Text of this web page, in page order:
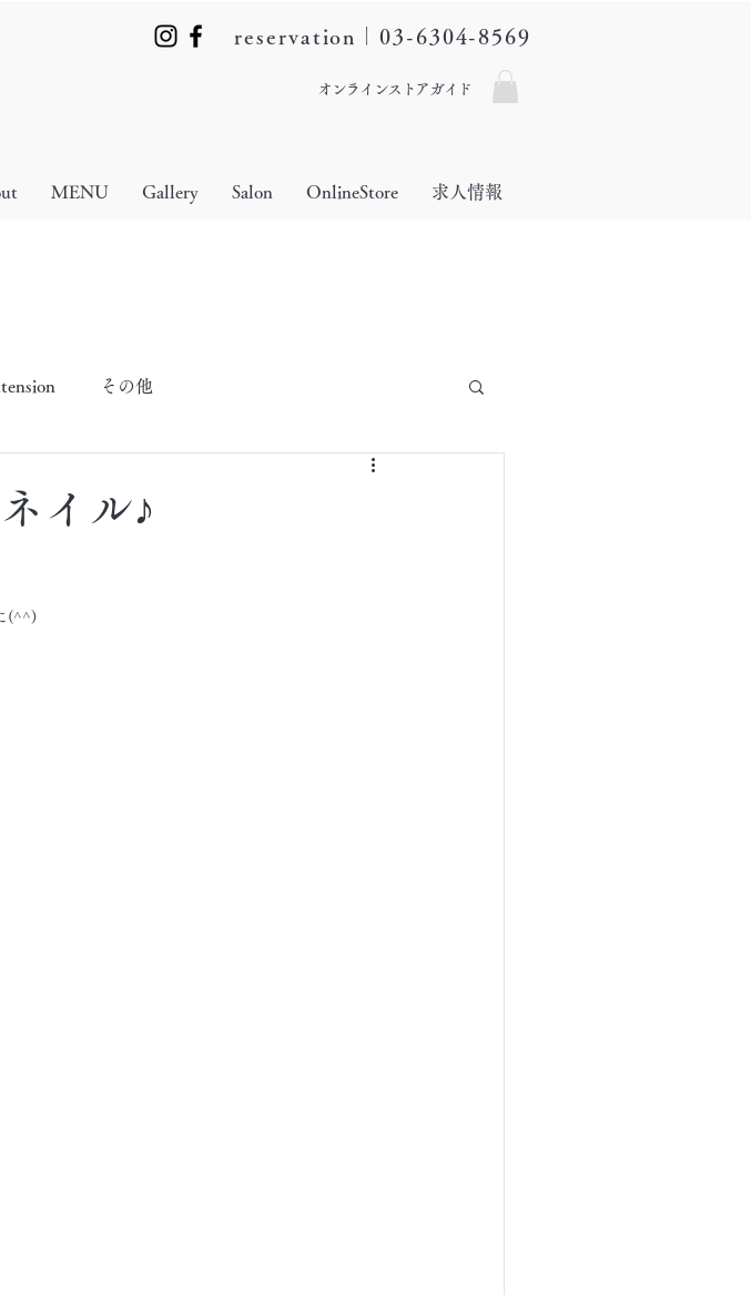
reservation｜03-6304-8569
オンラインストアガイド
MENU Gallery Salon OnlineStore 求人情報
その他
イル♪
(^^)